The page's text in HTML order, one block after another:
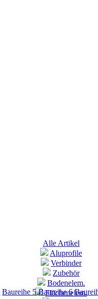
Alle Artikel
Aluprofile
Verbinder
Zubehör
Bodenelem.
Flächenelem.
Baureihe 5 Baureihe 6